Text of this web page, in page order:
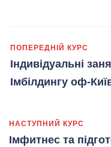
ПОПЕРЕДНІЙ КУРС
Індивідуальні
Імбілдингу оф-
НАСТУПНИЙ КУРС
Імфитнес та